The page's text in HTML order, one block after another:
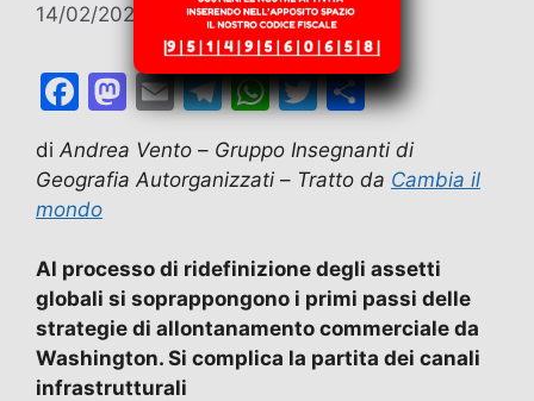
14/02/2026 Contributi
F
a
c
e
o
o
k
M
a
st
o
n
E
m
ai
T
el
e
m
W
h
at
p
p
T
w
itt
C
o
n
di
di
di Andrea Vento – Gruppo Insegnanti di
Geografia Autorganizzati – Tratto da Cambia il
mondo
Al processo di ridefinizione degli assetti
globali si soprappongono i primi passi delle
strategie di allontanamento commerciale da
Washington. Si complica la partita dei canali
infrastrutturali